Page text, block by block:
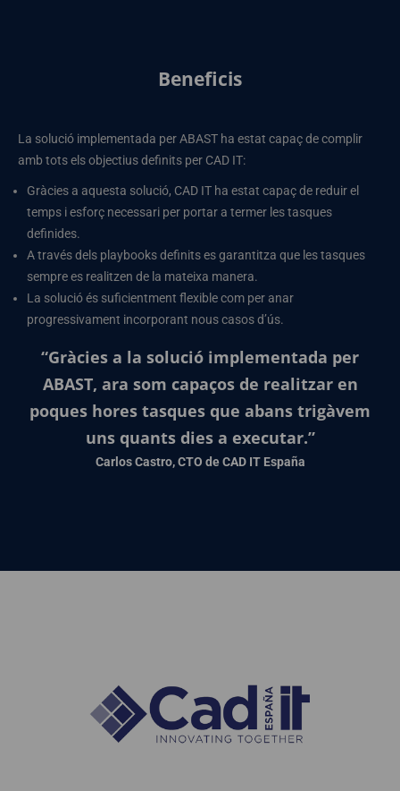
Beneficis
La solució implementada per ABAST ha estat capaç de complir
amb tots els objectius definits per CAD IT:
Gràcies a aquesta solució, CAD IT ha estat capaç de reduir el
temps i esforç necessari per portar a termer les tasques
definides.
A través dels playbooks definits es garantitza que les tasques
sempre es realitzen de la mateixa manera.
La solució és suficientment flexible com per anar
progressivament incorporant nous casos d’ús.
“Gràcies a la solució implementada per
ABAST, ara som capaços de realitzar en
poques hores tasques que abans trigàvem
uns quants dies a executar.”
Carlos Castro, CTO de CAD IT España